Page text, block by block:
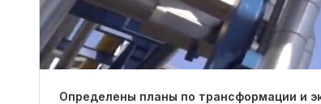
Определены планы по трансформации и